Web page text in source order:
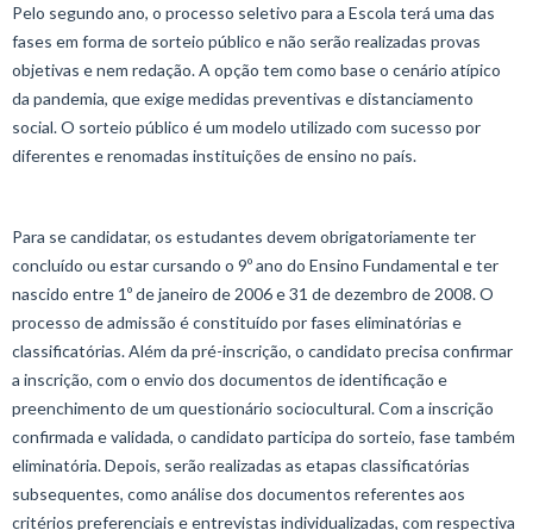
Pelo segundo ano, o processo seletivo para a Escola terá uma das
fases em forma de sorteio público e não serão realizadas provas
objetivas e nem redação. A opção tem como base o cenário atípico
da pandemia, que exige medidas preventivas e distanciamento
social. O sorteio público é um modelo utilizado com sucesso por
diferentes e renomadas instituições de ensino no país.
Para se candidatar, os estudantes devem obrigatoriamente ter
concluído ou estar cursando o 9º ano do Ensino Fundamental e ter
nascido entre 1º de janeiro de 2006 e 31 de dezembro de 2008. O
processo de admissão é constituído por fases eliminatórias e
classificatórias. Além da pré-inscrição, o candidato precisa confirmar
a inscrição, com o envio dos documentos de identificação e
preenchimento de um questionário sociocultural. Com a inscrição
confirmada e validada, o candidato participa do sorteio, fase também
eliminatória. Depois, serão realizadas as etapas classificatórias
subsequentes, como análise dos documentos referentes aos
critérios preferenciais e entrevistas individualizadas, com respectiva